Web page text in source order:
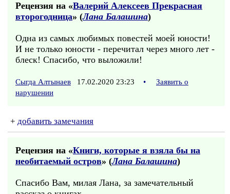
Рецензия на «Валерий Алексеев Прекрасная
второгодница» (Лана Балашина)
Одна из самых любимых повестей моей юности!
И не только юности - перечитал через много лет -
блеск! Спасибо, что выложили!
Сыгда Алтынаев 17.02.2020 23:23 •
Заявить о
нарушении
+ добавить замечания
Рецензия на «Книги, которые я взяла бы на
необитаемый остров» (Лана Балашина)
Спасибо Вам, милая Лана, за замечательный